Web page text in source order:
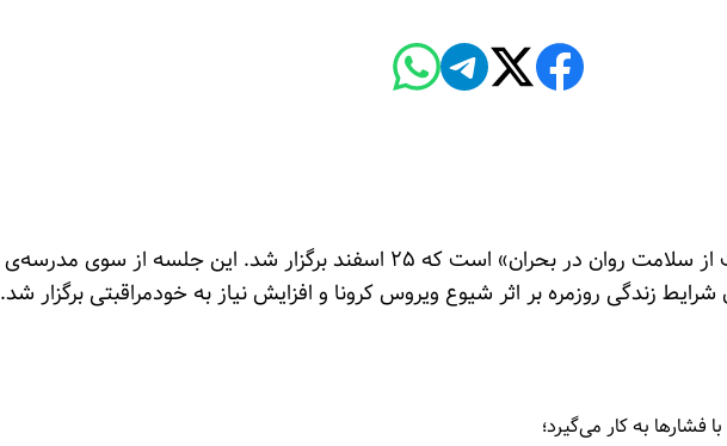
آنچه می‌خوانید متن وبینار «مراقبت از سلامت روان در بحران» است که ۲۵ اسفند برگزار شد. این جلسه از سوی مدرسه‌ی
زندگی روزمره بر اثر شیوع ویروس کرونا و افزایش نیاز به خودمراقبتی برگزار شد.
فشارها به کار می‌گیرد؛